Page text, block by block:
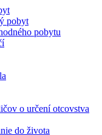
pobyt
pobytu
o určení otcovstva
do života